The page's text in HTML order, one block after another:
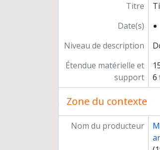
Titre
Date(s)
Niveau de description
Étendue matérielle et
support
6
Zone du contexte
Nom du producteur